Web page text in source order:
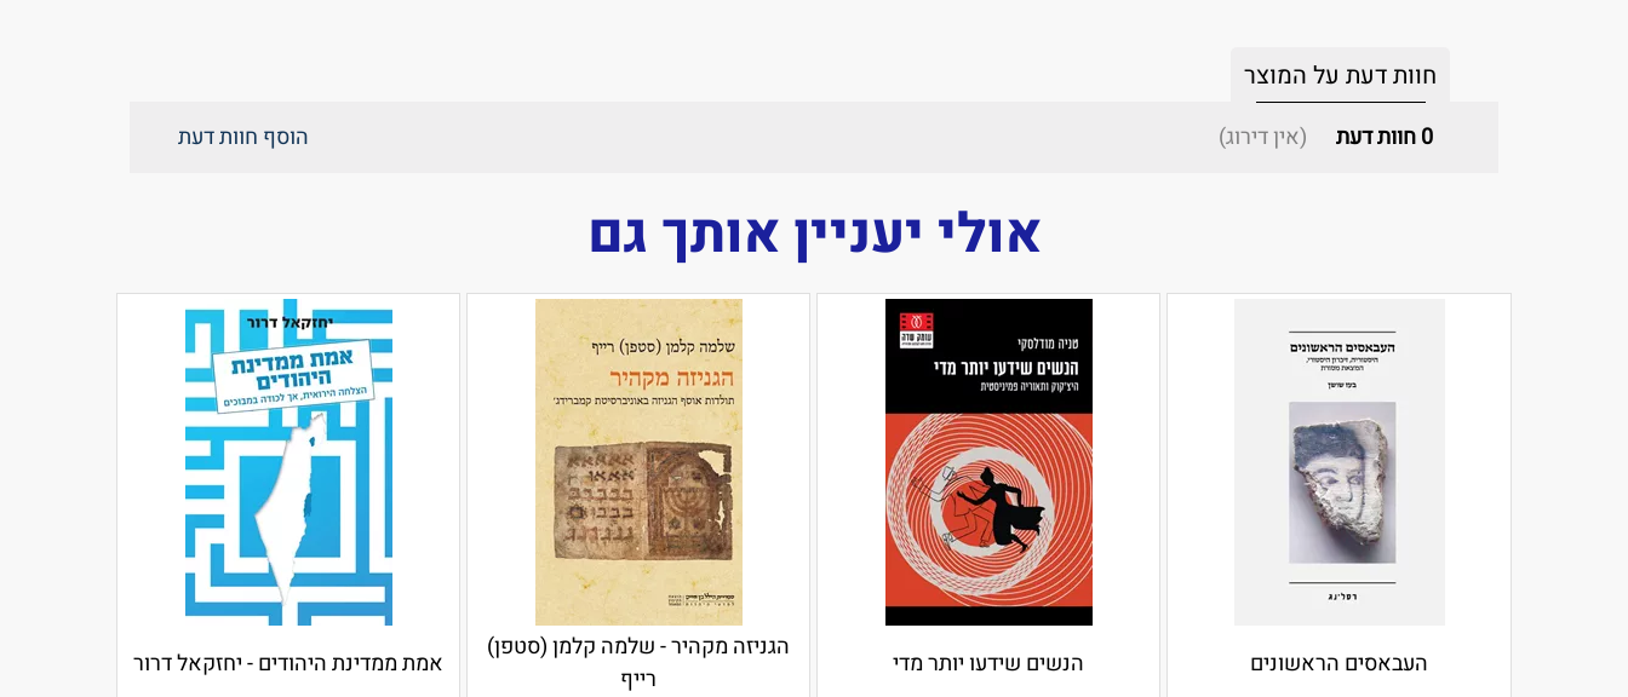
חוות דעת על המוצר
0חוות דעת (אין דירוג) הוסף חוות דעת
אולי יעניין אותך גם
העבאסים הראשונים הנשים שידעו יותר מדי
הגניזה מקהיר - שלמה קלמן (סטפן)
רייף
אמת ממדינת היהודים - יחזקאל דרור